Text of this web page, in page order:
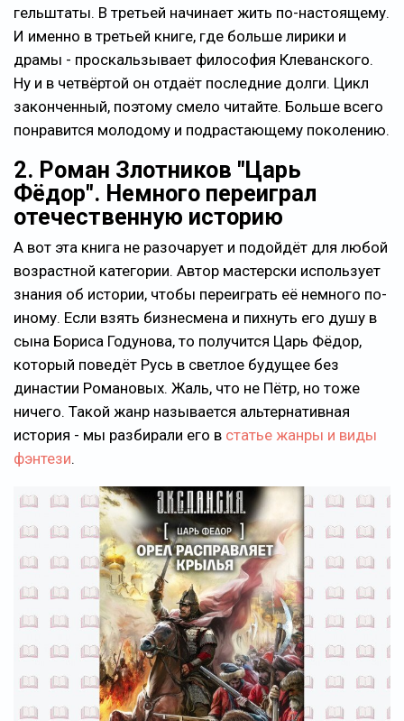
гельштаты. В третьей начинает жить по-настоящему.
И именно в третьей книге, где больше лирики и
драмы - проскальзывает философия Клеванского.
Ну и в четвёртой он отдаёт последние долги. Цикл
законченный, поэтому смело читайте. Больше всего
понравится молодому и подрастающему поколению.
2. Роман Злотников "Царь
Фёдор". Немного переиграл
отечественную историю
А вот эта книга не разочарует и подойдёт для любой
возрастной категории. Автор мастерски использует
знания об истории, чтобы переиграть её немного по-
иному. Если взять бизнесмена и пихнуть его душу в
сына Бориса Годунова, то получится Царь Фёдор,
который поведёт Русь в светлое будущее без
династии Романовых. Жаль, что не Пётр, но тоже
ничего. Такой жанр называется альтернативная
история - мы разбирали его в статье жанры и виды
фэнтези.